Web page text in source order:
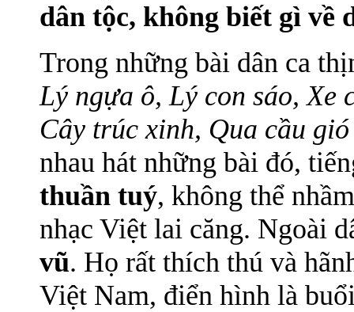
dân tộc, không biết gì về
Trong những bài dân ca
Lý ngựa ô, Lý con sáo,
Cây trúc xinh, Qua cầu
nhau hát những bài đó,
thuần tuý, không thể
nhạc Việt lai căng. Ngoài
vũ. Họ rất thích thú và
Việt Nam, điển hình là